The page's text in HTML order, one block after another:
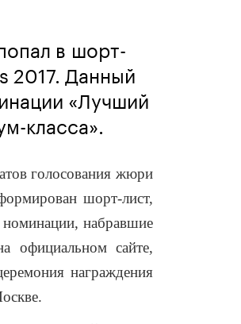
в шорт-
2017. Данный
«Лучший
класса».
голосования жюри
шорт-лист,
набравшие
официальном сайте,
награждения